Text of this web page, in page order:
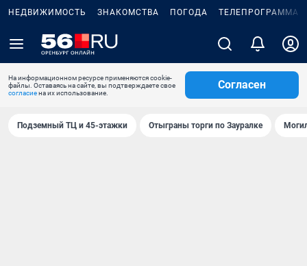
НЕДВИЖИМОСТЬ ЗНАКОМСТВА ПОГОДА ТЕЛЕПРОГРАММА
На информационном ресурсе применяются cookie-
файлы. Оставаясь на сайте, вы подтверждаете свое
согласиена их использование.
Согласен
Подземный ТЦ и 45-этажки Отыграны торги по Зауралке